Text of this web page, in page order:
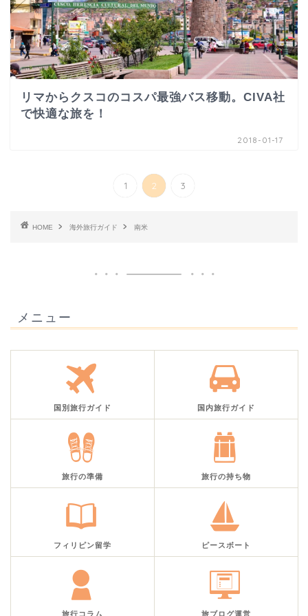
リマからクスコのコスパ最強バス移動。CIVA社
で快適な旅を！
2018-01-17
1 2 3
HOME 海外旅行ガイド 南米
メニュー
国別旅行ガイド 国内旅行ガイド
旅行の準備 旅行の持ち物
フィリピン留学 ピースボート
旅行コラム 旅ブログ運営